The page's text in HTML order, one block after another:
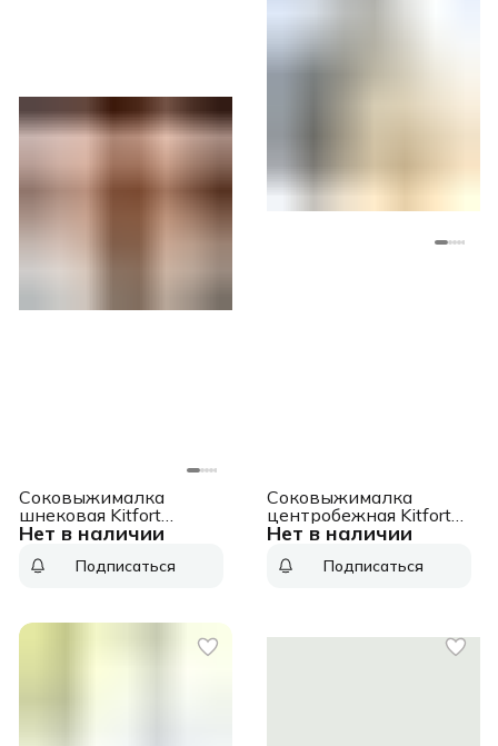
Нет в наличии
Соковыжималка
шнековая Kitfort
КТ-1162 150Вт
черныйПодписаться
Нет в наличии
Соковыжималка
центробежная Kitfort
КТ-1145 1000Вт
черныйПодписаться